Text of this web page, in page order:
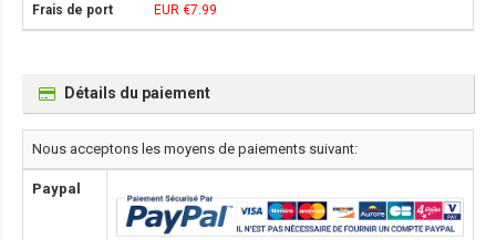
EUR €7.99
Détails du paiement
Nous acceptons les moyens de paiements suivant:
Paypal